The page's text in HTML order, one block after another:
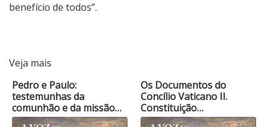
benefício de todos”.
Veja mais
Pedro e Paulo:
testemunhas da
comunhão e da missão
da Igreja
Os Documentos do
Concílio Vaticano II.
Constituição…